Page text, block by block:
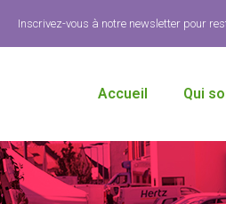
Inscrivez-vous à notre newsletter pour
Accueil Qui